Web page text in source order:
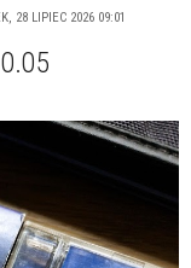
28 LIPIEC 2026 09:01